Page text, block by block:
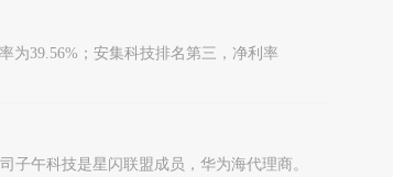
为39.56%；安集科技排名第三，净利率
子午科技是星闪联盟成员，华为海代理商。